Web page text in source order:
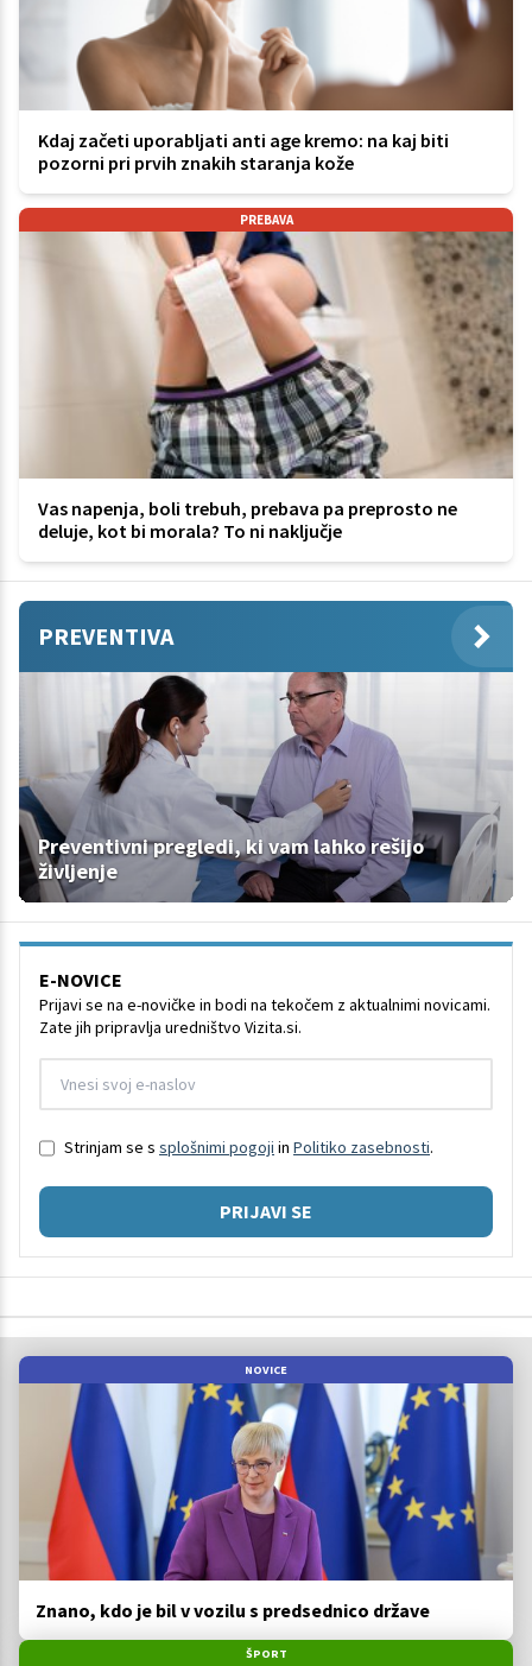
Kdaj začeti uporabljati anti age kremo: na kaj biti
pozorni pri prvih znakih staranja kože
PREBAVA
Vas napenja, boli trebuh, prebava pa preprosto ne
deluje, kot bi morala? To ni naključje
PREVENTIVA
Preventivni pregledi, ki vam lahko rešijo
življenje
E-NOVICE
Prijavi se na e-novičke in bodi na tekočem z aktualnimi novicami.
Zate jih pripravlja uredništvo Vizita.si.
Strinjam se s splošnimi pogoji in Politiko zasebnosti.
PRIJAVI SE
NOVICE
Znano, kdo je bil v vozilu s predsednico države
ŠPORT